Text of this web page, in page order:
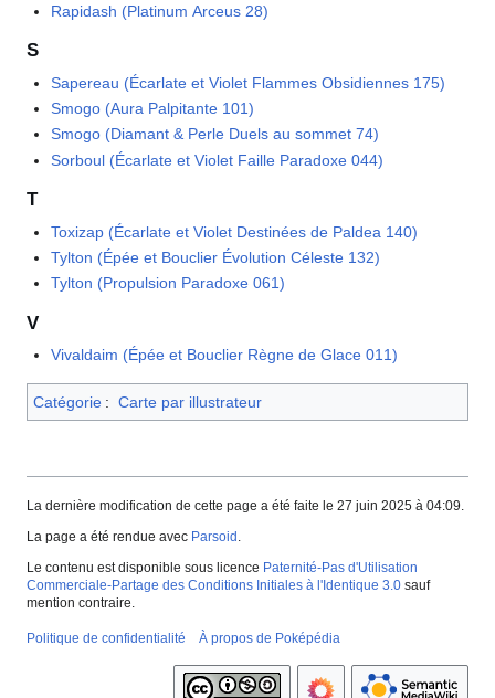
Rapidash (Platinum Arceus 28)
S
Sapereau (Écarlate et Violet Flammes Obsidiennes 175)
Smogo (Aura Palpitante 101)
Smogo (Diamant & Perle Duels au sommet 74)
Sorboul (Écarlate et Violet Faille Paradoxe 044)
T
Toxizap (Écarlate et Violet Destinées de Paldea 140)
Tylton (Épée et Bouclier Évolution Céleste 132)
Tylton (Propulsion Paradoxe 061)
V
Vivaldaim (Épée et Bouclier Règne de Glace 011)
Catégorie : Carte par illustrateur
La dernière modification de cette page a été faite le 27 juin 2025 à 04:09.
La page a été rendue avec Parsoid .
Le contenu est disponible sous licence Paternité-Pas d'Utilisation
Commerciale-Partage des Conditions Initiales à l'Identique 3.0 sauf
mention contraire.
Politique de confidentialité À propos de Poképédia